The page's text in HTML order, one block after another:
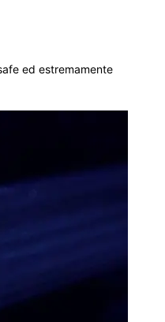
ed estremamente